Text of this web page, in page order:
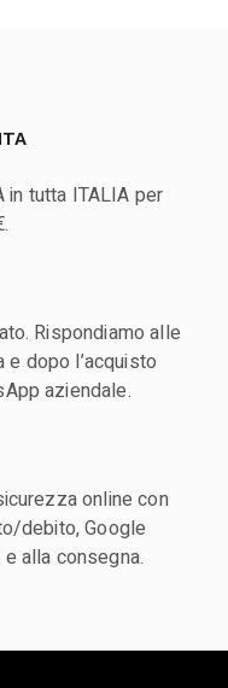
in tutta ITALIA per
Rispondiamo alle
dopo l’acquisto
aziendale.
online con
debito, Google
alla consegna.